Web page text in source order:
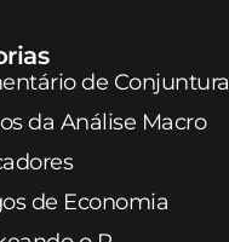
de Conjuntura
da Análise Macro
de Economia